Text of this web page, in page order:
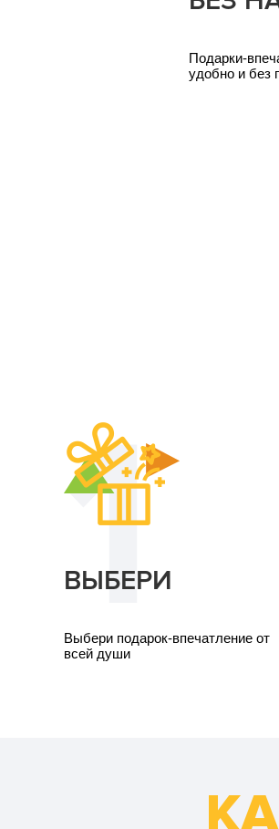
Подарки-
удобно и без
ВЫБЕРИ
Выбери подарок-впечатление от
всей души